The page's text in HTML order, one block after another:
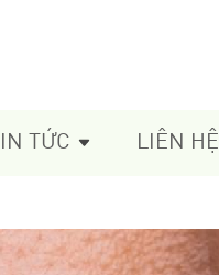
TIN TỨC LIÊN HỆ